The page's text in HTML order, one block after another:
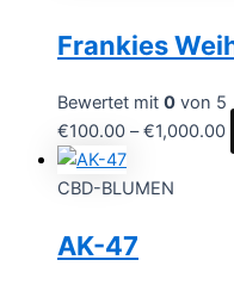
Frankies
Bewertet mit 0 von 5
€100.00 –€1,000.00
CBD-BLUMEN
AK-47